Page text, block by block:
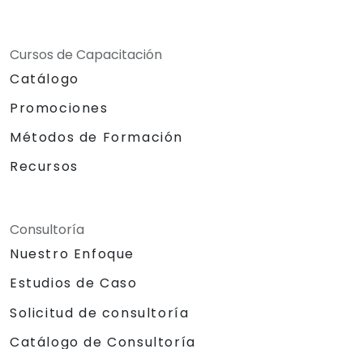
Cursos de Capacitación
Catálogo
Promociones
Métodos de Formación
Recursos
Consultoría
Nuestro Enfoque
Estudios de Caso
Solicitud de consultoría
Catálogo de Consultoría